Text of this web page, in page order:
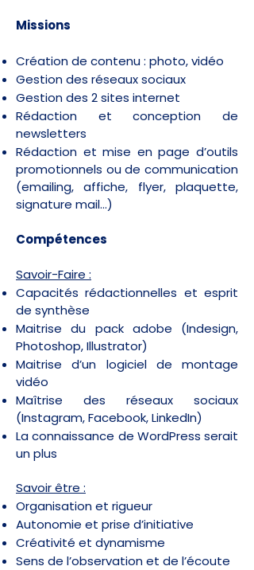
Missions
Création de contenu : photo, vidéo
Gestion des réseaux sociaux
Gestion des 2 sites internet
Rédaction et conception de
newsletters
Rédaction et mise en page d’outils
promotionnels ou de communication
(emailing, affiche, flyer, plaquette,
signature mail…)
Compétences
Savoir-Faire :
Capacités rédactionnelles et esprit
de synthèse
Maitrise du pack adobe (Indesign,
Photoshop, Illustrator)
Maitrise d’un logiciel de montage
vidéo
Maîtrise des réseaux sociaux
(Instagram, Facebook, LinkedIn)
La connaissance de WordPress serait
un plus
Savoir être :
Organisation et rigueur
Autonomie et prise d’initiative
Créativité et dynamisme
Sens de l’observation et de l’écoute